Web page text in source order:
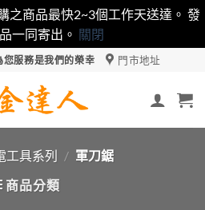
之商品最快2~3個工作天送達。 發
一同寄出。 關閉
您服務是我們的榮幸 門市地址
工具系列 / 軍刀鋸
商品分類